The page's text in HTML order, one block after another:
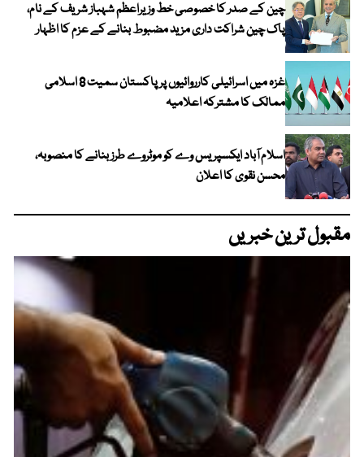
چین کے صدر کا خصوصی خط وزیراعظم شہباز شریف کے نام،
پاک چین شراکت داری مزید مضبوط بنانے کے عزم کا اظہار
غزہ میں اسرائیلی کارروائیوں پر پاکستان سمیت 8 اسلامی
ممالک کا مشترکہ اعلامیہ
اسلام آباد ایکسپریس وے کو موٹروے طرز بنانے کا منصوبہ،
محسن نقوی کا اعلان
مقبول ترین خبریں